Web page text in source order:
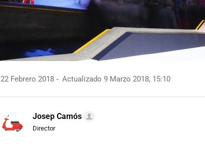
22 Febrero 2018 Actualizado 9 Marzo 2018, 15:10
Josep Camós
Director